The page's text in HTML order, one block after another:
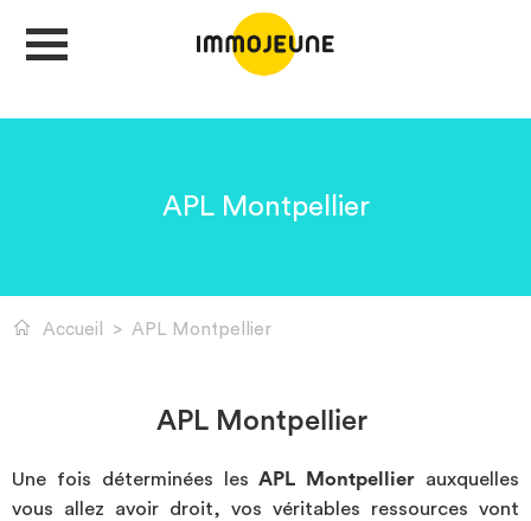
Je cherche un logement
Je propose un bien
Villes
APL Montpellier
Accueil > APL Montpellier
APL Montpellier
Une fois déterminées lesAPL Montpellier auxquelles
vous allez avoir droit, vos véritables ressources vont